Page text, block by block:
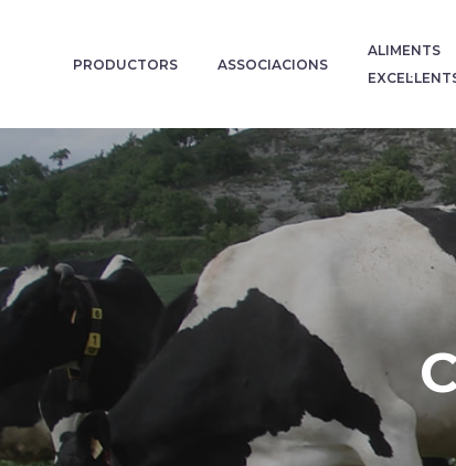
PRODUCTORS ASSOCIACIONS
ALIMENTS